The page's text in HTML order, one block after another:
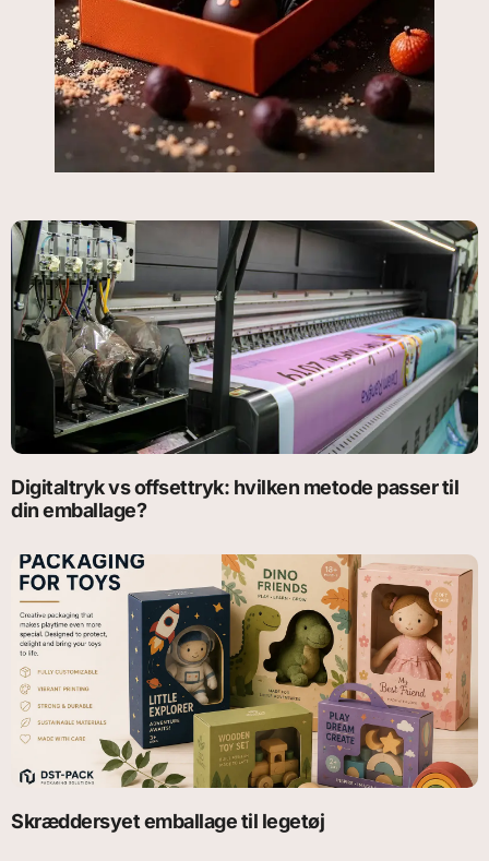
Digitaltryk vs offsettryk: hvilken metode passer til
din emballage?
Skræddersyet emballage til legetøj